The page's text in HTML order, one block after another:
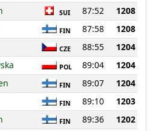
SUI 87:52
1208
FIN 87:58
1208
CZE 88:55
1204
POL 89:04
1204
FIN 89:07
1204
FIN 89:10
1203
FIN 89:36
1202